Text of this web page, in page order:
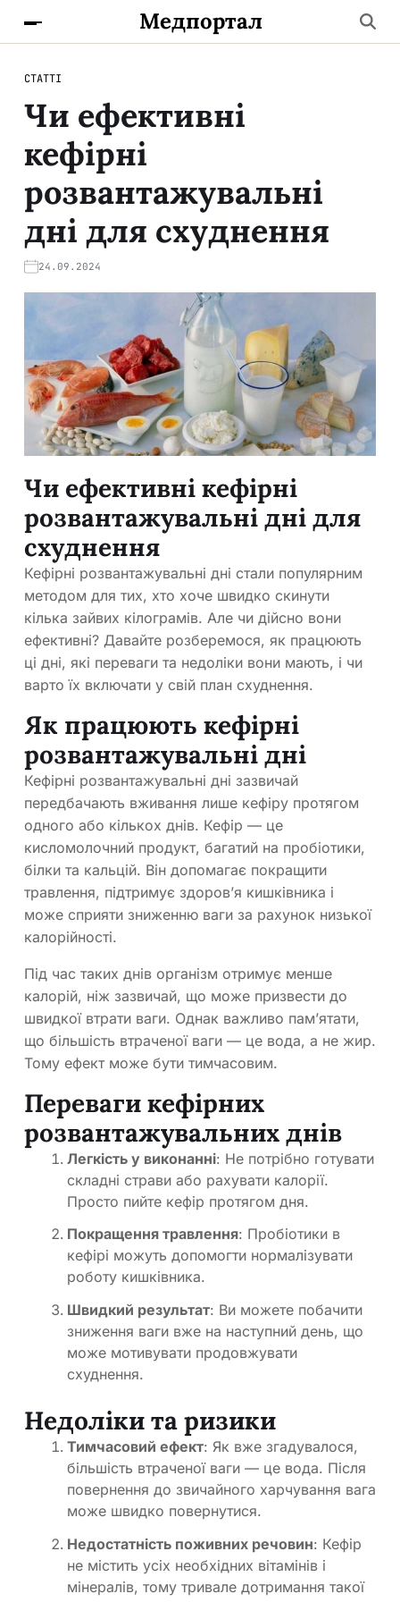
Медпортал
СТАТТІ
Чи ефективні
кефірні
розвантажувальні
дні для схуднення
24.09.2024
Чи ефективні кефірні
розвантажувальні дні для
схуднення
Кефірні розвантажувальні дні стали популярним
методом для тих, хто хоче швидко скинути
кілька зайвих кілограмів. Але чи дійсно вони
ефективні? Давайте розберемося, як працюють
ці дні, які переваги та недоліки вони мають, і чи
варто їх включати у свій план схуднення.
Як працюють кефірні
розвантажувальні дні
Кефірні розвантажувальні дні зазвичай
передбачають вживання лише кефіру протягом
одного або кількох днів. Кефір — це
кисломолочний продукт, багатий на пробіотики,
білки та кальцій. Він допомагає покращити
травлення, підтримує здоров’я кишківника і
може сприяти зниженню ваги за рахунок низької
калорійності.
Під час таких днів організм отримує менше
калорій, ніж зазвичай, що може призвести до
швидкої втрати ваги. Однак важливо пам’ятати,
що більшість втраченої ваги — це вода, а не жир.
Тому ефект може бути тимчасовим.
Переваги кефірних
розвантажувальних днів
Легкість у виконанні: Не потрібно готувати
складні страви або рахувати калорії.
Просто пийте кефір протягом дня.
Покращення травлення: Пробіотики в
кефірі можуть допомогти нормалізувати
роботу кишківника.
Швидкий результат: Ви можете побачити
зниження ваги вже на наступний день, що
може мотивувати продовжувати
схуднення.
Недоліки та ризики
Тимчасовий ефект: Як вже згадувалося,
більшість втраченої ваги — це вода. Після
повернення до звичайного харчування вага
може швидко повернутися.
Недостатність поживних речовин: Кефір
не містить усіх необхідних вітамінів і
мінералів, тому тривале дотримання такої